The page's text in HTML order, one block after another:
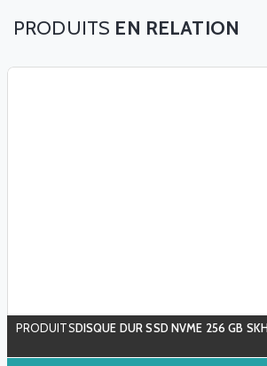
EN RELATION
DISQUE DUR SSD NVME 256 GB